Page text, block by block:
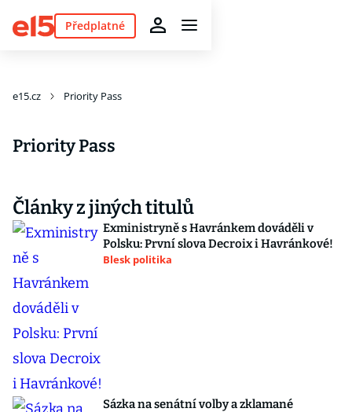
Předplatné
e15.cz Priority Pass
Priority Pass
Články z jiných titulů
Exministryně s Havránkem dováděli v
Polsku: První slova Decroix i Havránkové!
Blesk politika
Sázka na senátní volby a zklamané